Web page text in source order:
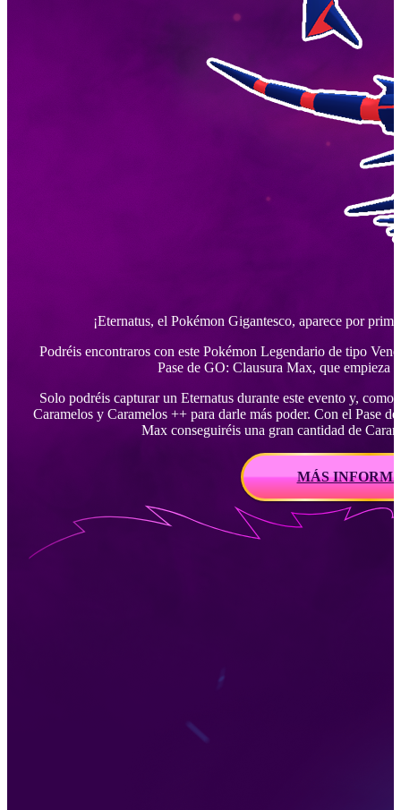
¡Eternatus, el Pokémon Gigantesco, aparece por
Podréis encontraros con este Pokémon Legendario de tipo
Pase de GO: Clausura Max, que empieza
Solo podréis capturar un Eternatus durante este evento y,
Caramelos y Caramelos ++ para darle más poder. Con el Pase
Max conseguiréis una gran cantidad de
MÁS